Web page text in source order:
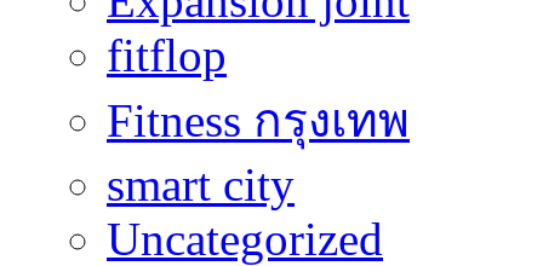
fitflop
Fitness กรุงเทพ
smart city
Uncategorized